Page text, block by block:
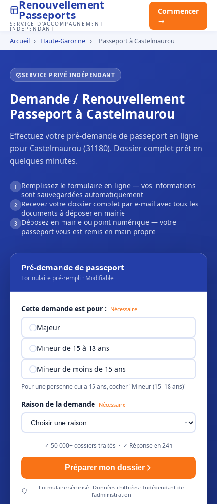
Renouvellement
Passeports
SERVICE D'ACCOMPAGNEMENT
INDÉPENDANT
Commencer
→
Accueil › Haute-Garonne › Passeport à Castelmaurou
SERVICE PRIVÉ INDÉPENDANT
Demande / Renouvellement
Passeport à Castelmaurou
Effectuez votre pré-demande de passeport en ligne
pour Castelmaurou (31180). Dossier complet prêt en
quelques minutes.
1
Remplissez le formulaire en ligne — vos informations
sont sauvegardées automatiquement
2 Recevez votre dossier complet par e-mail avec tous les
documents à déposer en mairie
3 Déposez en mairie ou point numérique — votre
passeport vous est remis en main propre
Pré-demande de passeport
Formulaire pré-rempli · Modifiable
Cette demande est pour : Nécessaire
Majeur
Mineur de 15 à 18 ans
Mineur de moins de 15 ans
Pour une personne qui a 15 ans, cocher "Mineur (15–18 ans)"
Raison de la demande Nécessaire
✓ 50 000+ dossiers traités · ✓ Réponse en 24h
Préparer mon dossier
Formulaire sécurisé · Données chiffrées · Indépendant de
l'administration